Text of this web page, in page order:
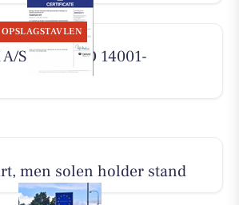
OPSLAGSTAVLEN
S er nu ISO 14001-
men solen holder stand